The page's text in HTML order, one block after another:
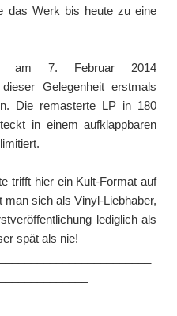
das Werk bis heute zu eine
am 7. Februar 2014
Gelegenheit erstmals
Die remasterte LP in 180
in einem aufklappbaren
trifft hier ein Kult-Format auf
sich als Vinyl-Liebhaber,
lediglich als
spät als nie!